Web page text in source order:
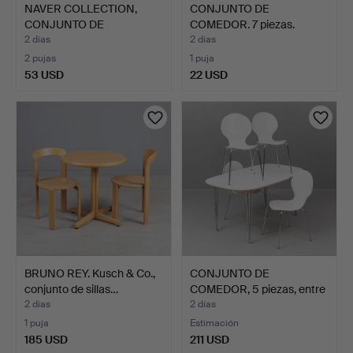
NAVER COLLECTION,
CONJUNTO DE
COMEDOR, CIN…
2 días
2 pujas
53 USD
CONJUNTO DE
COMEDOR. 7 piezas.
Tablero de …
2 días
1 puja
22 USD
BRUNO REY. Kusch & Co.,
conjunto de sillas…
2 días
1 puja
185 USD
CONJUNTO DE
COMEDOR, 5 piezas, entre
ellas…
2 días
Estimación
211 USD